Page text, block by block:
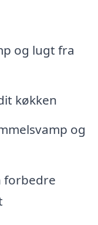
og lugt fra
køkken
og
forbedre